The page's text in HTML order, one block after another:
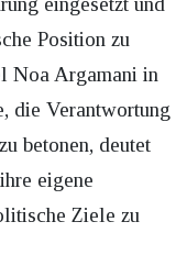
Position zu
Noa Argamani in
die Verantwortung
betonen, deutet
eigene
Ziele zu